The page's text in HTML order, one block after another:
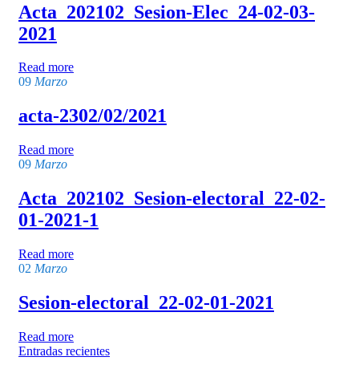
Acta_202102_Sesion-Elec_24-02-03-
2021
Read more
09 Marzo
acta-2302/02/2021
Read more
09 Marzo
Acta_202102_Sesion-electoral_22-02-
01-2021-1
Read more
02 Marzo
Sesion-electoral_22-02-01-2021
Read more
Navegación
Entradas recientes